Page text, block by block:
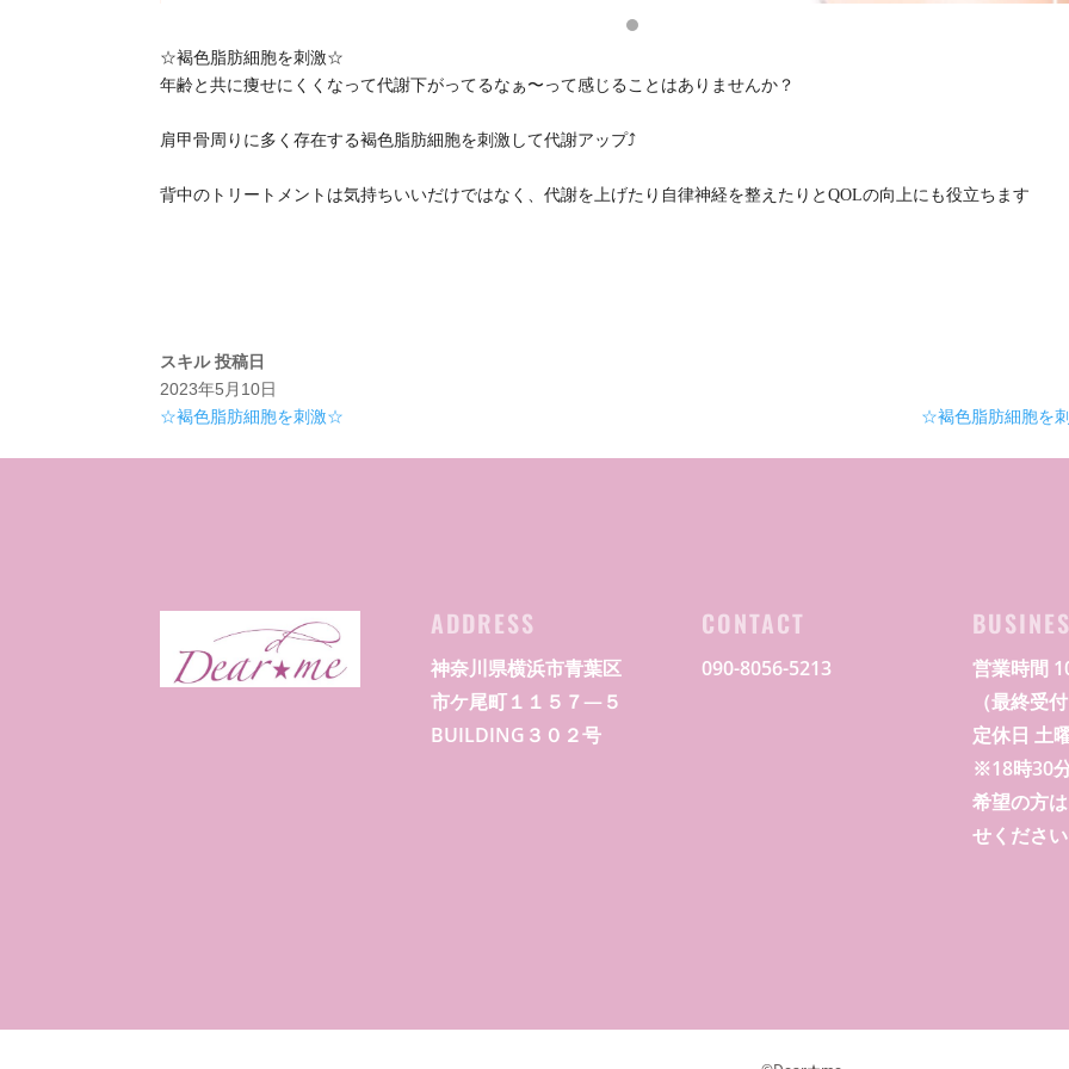
☆褐色脂肪細胞を刺激☆
年齢と共に痩せにくくなって代謝下がってるなぁ〜って感じることはありませんか？
肩甲骨周りに多く存在する褐色脂肪細胞を刺激して代謝アップ⤴️
背中のトリートメントは気持ちいいだけではなく、代謝を上げたり自律神経を整えたりとQOLの向上にも役立ちます
スキル 投稿日
2023年5月10日
☆褐色脂肪細胞を刺激☆
☆褐色脂肪細胞を
ADDRESS
神奈川県横浜市青葉区
市ケ尾町１１５７―５
BUILDING３０２号
CONTACT
090-8056-5213
営業時間
（最終受
定休日 土
※18時30
希望の方
せくださ